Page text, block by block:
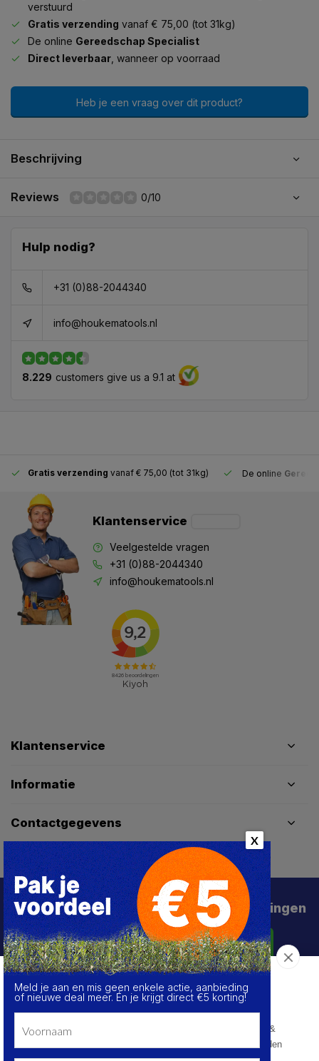
verstuurd
Gratis verzending vanaf € 75,00 (tot 31kg)
De online Gereedschap Specialist
Direct leverbaar , wanneer op voorraad
Heb je een vraag over dit product?
Beschrijving
Reviews 0/10
Hulp nodig?
+31 (0)88-2044340
info@houkematools.nl
8.229 customers give us a 9.1 at
Gratis verzending vanaf € 75,00 (tot 31kg) De online
Klantenservice
Veelgestelde vragen
+31 (0)88-2044340
info@houkematools.nl
Klantenservice
Informatie
Contactgegevens
Schrijf je in voor de beste deals en kortingen
Abonneer
Over de cookies op deze website
We maken gebruik van cookies om gegevens m.b.t. de
prestaties en het gebruik van deze website te verzamelen &
analyseren, om sociale netwerkfunctionaliteiten aan te bieden
X
Meld je aan en mis geen enkele actie, aanbieding
of nieuwe deal meer. Én je krijgt direct €5 korting!